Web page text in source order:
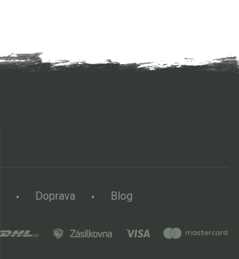
Doprava Blog